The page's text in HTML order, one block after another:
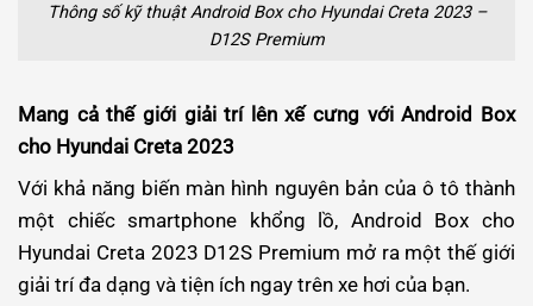
Thông số kỹ thuật Android Box cho Hyundai Creta 2023 –
D12S Premium
Mang cả thế giới giải trí lên xế cưng với Android Box
cho Hyundai Creta 2023
Với khả năng biến màn hình nguyên bản của ô tô thành
một chiếc smartphone khổng lồ, Android Box cho
Hyundai Creta 2023 D12S Premium mở ra một thế giới
giải trí đa dạng và tiện ích ngay trên xe hơi của bạn.